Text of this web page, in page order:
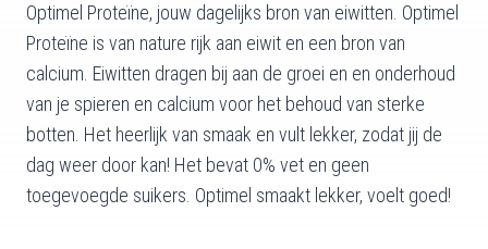
Optimel Proteïne, jouw dagelijks bron van eiwitten. Optimel
Proteïne is van nature rijk aan eiwit en een bron van
calcium. Eiwitten dragen bij aan de groei en en onderhoud
van je spieren en calcium voor het behoud van sterke
botten. Het heerlijk van smaak en vult lekker, zodat jij de
dag weer door kan! Het bevat 0% vet en geen
toegevoegde suikers. Optimel smaakt lekker, voelt goed!